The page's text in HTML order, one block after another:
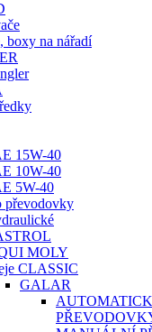
boxy na nářadí
15W-40
10W-40
5W-40
převodovky
MOLY
CLASSIC
GALAR